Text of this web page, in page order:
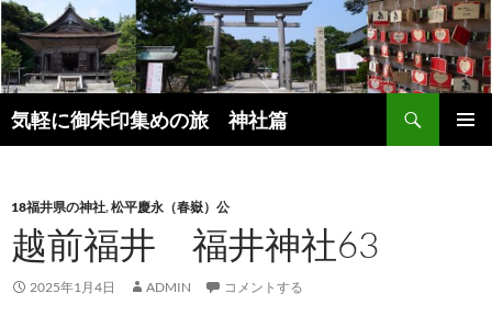
コ
ン
テ
ン
ツ
へ
プ
気軽に御朱印集めの旅 神社篇
索
18福井県の神社,松平慶永（春嶽）公
越前福井 福井神社63
2025年1月4日 ADMIN コメントする